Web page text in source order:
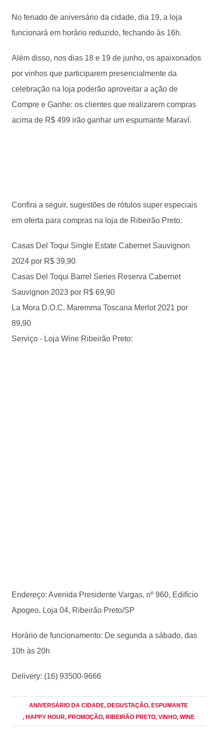
No feriado de aniversário da cidade, dia 19, a loja
funcionará em horário reduzido, fechando às 16h.
Além disso, nos dias 18 e 19 de junho, os apaixonados
por vinhos que participarem presencialmente da
celebração na loja poderão aproveitar a ação de
Compre e Ganhe: os clientes que realizarem compras
acima de R$ 499 irão ganhar um espumante Maraví.
Confira a seguir, sugestões de rótulos super especiais
em oferta para compras na loja de Ribeirão Preto:
Casas Del Toqui Single Estate Cabernet Sauvignon
2024 por R$ 39,90
Casas Del Toqui Barrel Series Reserva Cabernet
Sauvignon 2023 por R$ 69,90
La Mora D.O.C. Maremma Toscana Merlot 2021 por
89,90
Serviço - Loja Wine Ribeirão Preto:
Endereço: Avenida Presidente Vargas, nº 960, Edifício
Apogeo, Loja 04, Ribeirão Preto/SP
Horário de funcionamento: De segunda a sábado, das
10h às 20h
Delivery: (16) 93500-9666
ANIVERSÁRIO DA CIDADE, DEGUSTAÇÃO, ESPUMANTE
, HAPPY HOUR, PROMOÇÃO, RIBEIRÃO PRETO, VINHO, WINE